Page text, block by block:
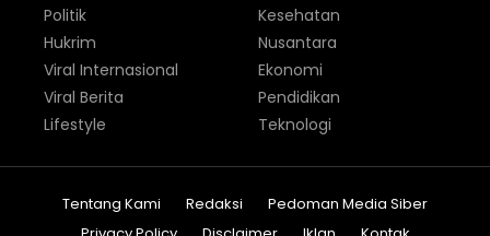
Politik
Hukrim
Viral Internasional
Viral Berita
Lifestyle
Kesehatan
Nusantara
Ekonomi
Pendidikan
Teknologi
Tentang Kami Redaksi
Pedoman Media Siber